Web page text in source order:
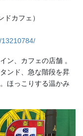
カフェ）
ン、カフェの店舗 。
ンド、急な階段を昇
ほっこりする温かみ